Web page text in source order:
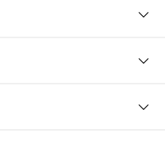
Life Note E
музыки,
кто